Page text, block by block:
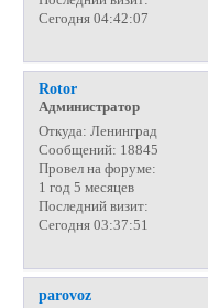
Сегодня 04:42:07
Rotor
Администратор
Откуда: Ленинград
Сообщений: 18845
Провел на форуме:
1 год 5 месяцев
Последний визит:
Сегодня 03:37:51
parovoz